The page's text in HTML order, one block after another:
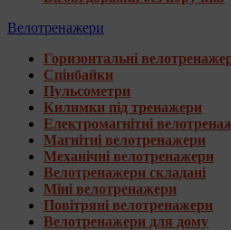
Велотренажери
Горизонтальні
Спінбайки
Пульсометри
Килимки під тренажери
Електромагнітні
Магнітні велотренажери
Механічні велотренажери
Велотренажери складані
Міні велотренажери
Повітряні велотренажери
Велотренажери для дому